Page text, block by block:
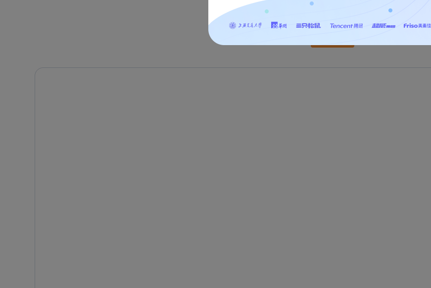
行业，有加权平均算法，销售和采购管理功能丰富